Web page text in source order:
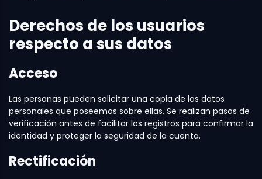
Derechos de los usuarios
respecto a sus datos
Acceso
Las personas pueden solicitar una copia de los datos
personales que poseemos sobre ellas. Se realizan pasos de
verificación antes de facilitar los registros para confirmar la
identidad y proteger la seguridad de la cuenta.
Rectificación